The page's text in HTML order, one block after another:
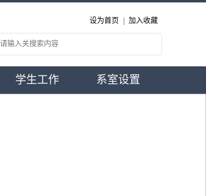
设为首页 加入收藏
学生工作 系室设置